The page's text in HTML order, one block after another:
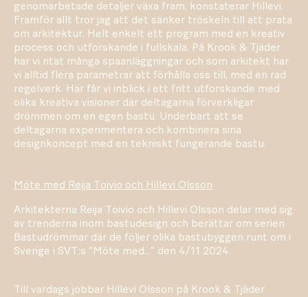
genomarbetade detaljer växa fram, konstaterar Hillevi.
Framför allt tror jag att det sänker tröskeln till att prata
om arkitektur. Helt enkelt ett program med en kreativ
process och utforskande i fullskala. På Krook & Tjäder
har vi ritat många spaanläggningar och som arkitekt har
vi alltid flera parametrar att förhålla oss till, med en rad
regelverk. Här får vi inblick i ett fritt utforskande med
olika kreativa visioner där deltagarna förverkligar
drömmen om en egen bastu. Underbart att se
deltagarna experimentera och kombinera sina
designkoncept med en tekniskt fungerande bastu.
Möte med Reija Toivio och Hillevi Olsson
Arkitekterna Reija Toivio och Hillevi Olsson delar med sig
av trenderna inom bastudesign och berättar om serien
Bastudrömmar där de följer olika bastubyggen runt om i
Sverige i SVT:s ”Möte med...” den 4/11 2024.
Till vardags jobbar Hillevi Olsson på Krook & Tjäder